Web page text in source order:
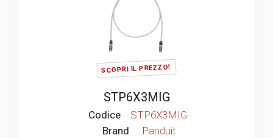
SCOPRI IL PREZZO!
STP6X3MIG
Codice
STP6X3MIG
Brand
Panduit